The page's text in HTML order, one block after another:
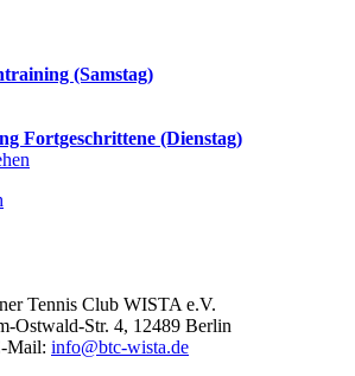
(Samstag)
Fortgeschrittene (Dienstag)
Tennis Club WISTA e.V.
Ostwald-Str. 4, 12489 Berlin
Mail: info@btc-wista.de